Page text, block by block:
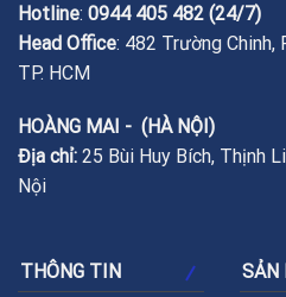
Hotline: 0944 405 482 (24/7)
Head Office: 482 Trường Chinh,
TP. HCM
HOÀNG MAI - (HÀ NỘI)
Địa chỉ: 25 Bùi Huy Bích, Thịnh
Nội
THÔNG TIN SẢN